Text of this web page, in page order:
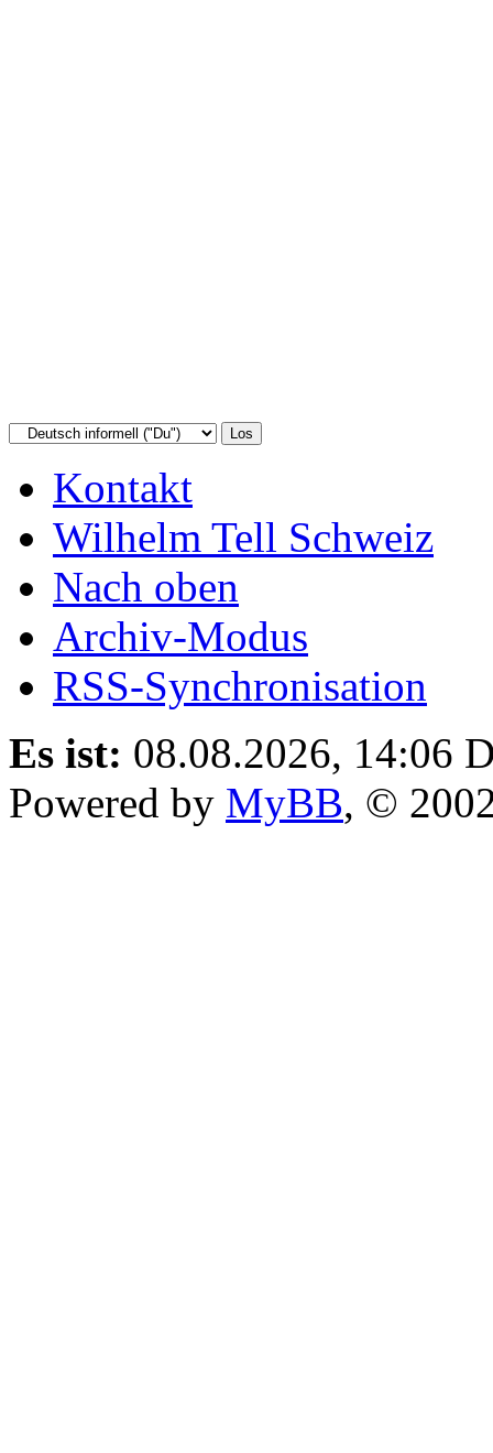
Kontakt
Wilhelm Tell Schweiz
Nach oben
Archiv-Modus
RSS-Synchronisation
Es ist: 08.08.2026, 14:06
Powered by MyBB, ©